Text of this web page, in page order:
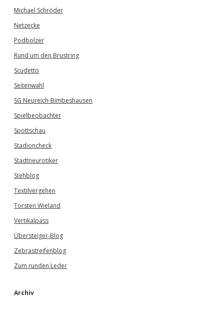
Michael Schröder
Netzecke
Podbolzer
Rund um den Brustring
Scudetto
Seitenwahl
SG Neureich-Bimbeshausen
Spielbeobachter
Spottschau
Stadioncheck
Stadtneurotiker
Stehblog
Textilvergehen
Torsten Wieland
Vertikalpass
Übersteiger-Blog
Zebrastreifenblog
Zum runden Leder
Archiv